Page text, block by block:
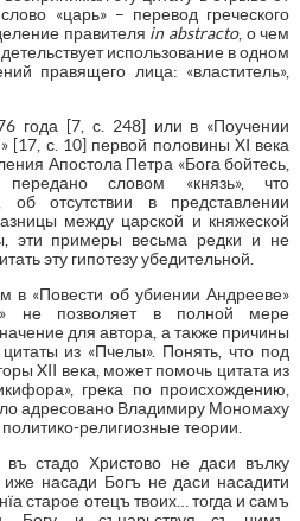
«царь» – перевод греческого
правителя in abstracto, о чем
использование в одном
правящего лица: «властитель»,
года [7, с. 248] или в «Поучении
[17, с. 10] первой половины XI века
Апостола Петра «Бога бойтесь,
словом «князь», что
об отсутствии в представлении
между царской и княжеской
эти примеры весьма редки и не
эту гипотезу убедительной.
в «Повести об убиении Андрееве»
не позволяет в полной мере
для автора, а также причины
цитаты из «Пчелы». Понять, что под
XII века, может помочь цитата из
грека по происхождению,
адресовано Владимиру Мономаху
религиозные теории.
стадо Христово не даси вълку
насади Богъ не даси насадити
старое отецъ твоих… тогда и самъ